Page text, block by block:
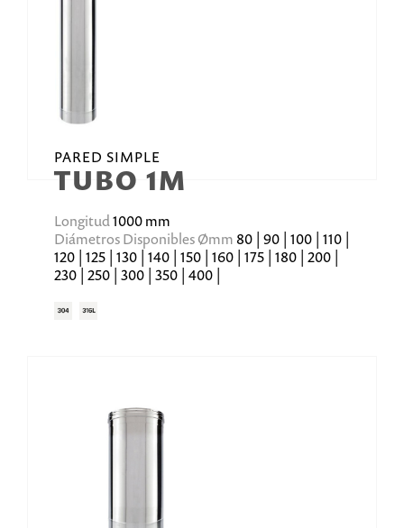
PARED SIMPLE
TUBO 1M
Longitud1000 mm
Diámetros Disponibles Ømm 80 | 90 | 100 | 110 |
120 | 125 | 130 | 140 | 150 | 160 | 175 | 180 | 200 |
230 | 250 | 300 | 350 | 400 |